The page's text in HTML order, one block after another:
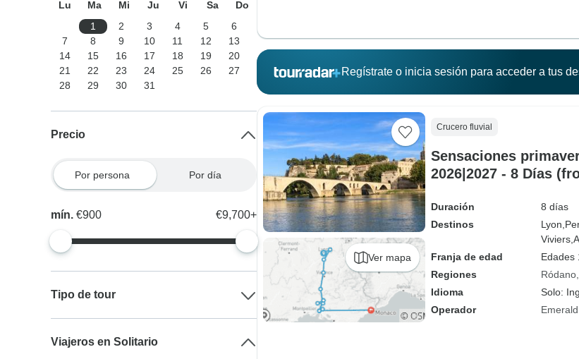
Regístrate o inicia sesión para acceder a tus
Ver mapa
Crucero fluvial
Sensaciones
2026|2027 - 8 Días
Duración
8 días
Destinos
Lyon,
Viviers,
Franja de edad
Edades
Regiones
Ródano
Idioma
Solo:
Operador
Lu Ma Mi Ju Vi Sa
Do
1
2 3 4 5
6
7
8 9 10 11 12
13
14
15 16 17 18 19
20
21
22 23 24 25 26
27
28
29 30 31
Precio
Por persona Por día
mín.€900 €9,700+
Tipo de tour
Viajeros en Solitario